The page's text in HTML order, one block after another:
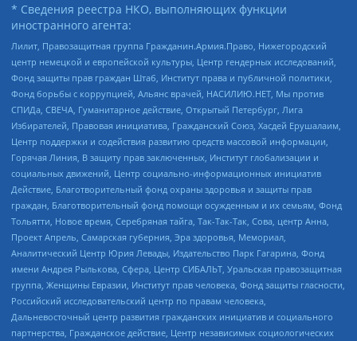
* Сведения реестра НКО, выполняющих функции
иностранного агента:
Лилит, Правозащитная группа Гражданин.Армия.Право, Нижегородский
центр немецкой и европейской культуры, Центр гендерных исследований,
Фонд защиты прав граждан Штаб, Институт права и публичной политики,
Фонд борьбы с коррупцией, Альянс врачей, НАСИЛИЮ.НЕТ, Мы против
СПИДа, СВЕЧА, Гуманитарное действие, Открытый Петербург, Лига
Избирателей, Правовая инициатива, Гражданский Союз, Хасдей Ерушалаим,
Центр поддержки и содействия развитию средств массовой информации,
Горячая Линия, В защиту прав заключенных, Институт глобализации и
социальных движений, Центр социально-информационных инициатив
Действие, Благотворительный фонд охраны здоровья и защиты прав
граждан, Благотворительный фонд помощи осужденным и их семьям, Фонд
Тольятти, Новое время, Серебряная тайга, Так-Так-Так, Сова, центр Анна,
Проект Апрель, Самарская губерния, Эра здоровья, Мемориал,
Аналитический Центр Юрия Левады, Издательство Парк Гагарина, Фонд
имени Андрея Рылькова, Сфера, Центр СИБАЛЬТ, Уральская правозащитная
группа, Женщины Евразии, Институт прав человека, Фонд защиты гласности,
Российский исследовательский центр по правам человека,
Дальневосточный центр развития гражданских инициатив и социального
партнерства, Гражданское действие, Центр независимых социологических